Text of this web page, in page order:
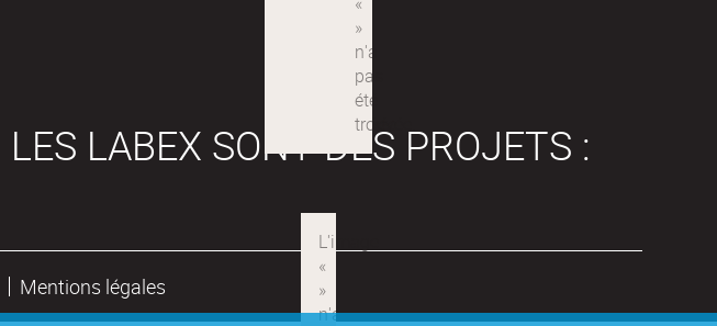
LES LABEX SONT DES PROJETS :
Mentions légales